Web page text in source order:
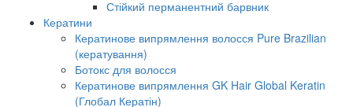
Стійкий перманентний барвник
Кератини
Кератинове випрямлення волосся Pure Brazilian
(кератування)
Ботокс для волосся
Кератинове випрямлення GK Hair Global Keratin
(Глобал Кератін)